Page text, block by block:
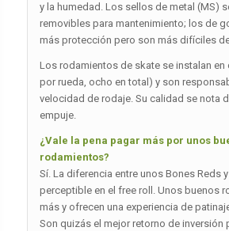
y la humedad. Los sellos de metal (MS)
removibles para mantenimiento; los de
más protección pero son más difíciles
Los rodamientos de skate se instalan en
por rueda, ocho en total) y son
velocidad de rodaje. Su calidad se nota
empuje.
¿Vale la pena pagar más por unos
rodamientos?
Sí. La diferencia entre unos Bones Reds
perceptible en el free roll. Unos buenos
más y ofrecen una experiencia de
Son quizás el mejor retorno de inversión